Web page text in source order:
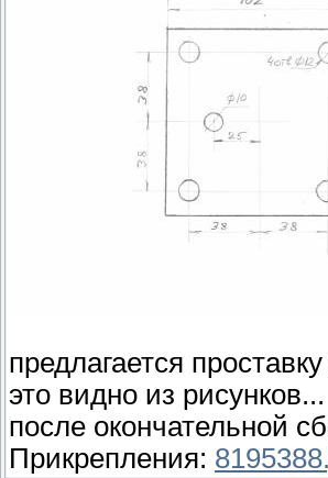
предлагается
это видно из рисунков...
после окончательной
Прикрепления: